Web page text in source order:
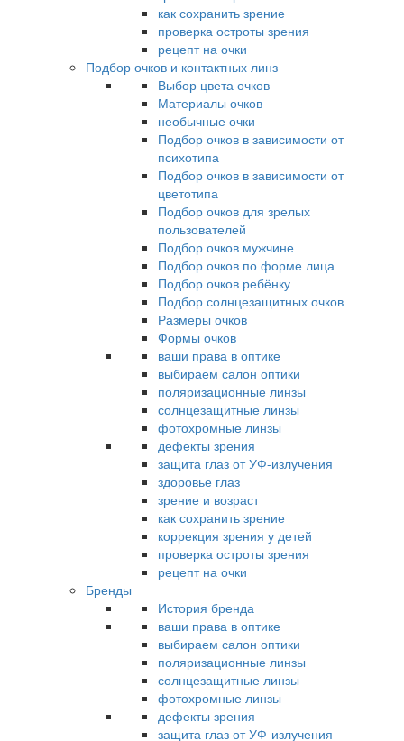
как сохранить зрение
проверка остроты зрения
рецепт на очки
Подбор очков и контактных линз
Выбор цвета очков
Материалы очков
необычные очки
Подбор очков в зависимости от
психотипа
Подбор очков в зависимости от
цветотипа
Подбор очков для зрелых
пользователей
Подбор очков мужчине
Подбор очков по форме лица
Подбор очков ребёнку
Подбор солнцезащитных очков
Размеры очков
Формы очков
ваши права в оптике
выбираем салон оптики
поляризационные линзы
солнцезащитные линзы
фотохромные линзы
дефекты зрения
защита глаз от УФ-излучения
здоровье глаз
зрение и возраст
как сохранить зрение
коррекция зрения у детей
проверка остроты зрения
рецепт на очки
Бренды
История бренда
ваши права в оптике
выбираем салон оптики
поляризационные линзы
солнцезащитные линзы
фотохромные линзы
дефекты зрения
защита глаз от УФ-излучения